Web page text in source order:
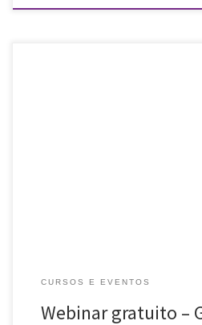
CURSOS E EVENTOS
Webinar gratuito –